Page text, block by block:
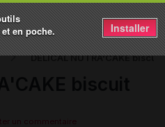
DELICAL NUTRA'CAKE
un commentaire
en poche.
Installer